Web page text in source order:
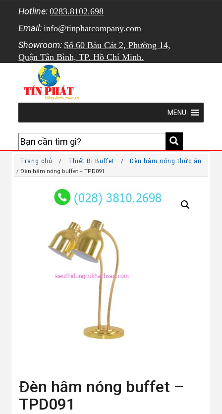
Hotline: 0283.8102.698
Email: info@tinphatcompany.com
Showroom: Số 60 Bàu Cát 2, Phường 14,
Quận Tân Bình, TP. Hồ Chí Minh.
MENU
Trang chủ / Thiết Bị Buffet / Đèn hâm nóng thức ăn
/ Đèn hâm nóng buffet – TPD091
Đèn hâm nóng buffet –
TPD091